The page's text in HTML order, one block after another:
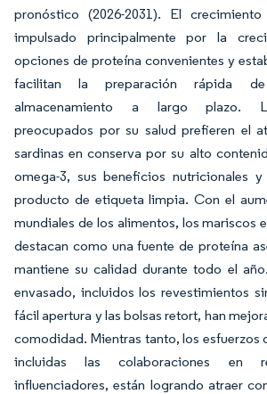
pronóstico (2026-2031). El
impulsado principalmente por la
opciones de proteína convenientes y
facilitan la preparación rápida
almacenamiento a largo plazo.
preocupados por su salud prefieren el
sardinas en conserva por su alto
omega-3, sus beneficios nutricionales
producto de etiqueta limpia. Con el
mundiales de los alimentos, los mariscos
destacan como una fuente de proteína
mantiene su calidad durante todo el
envasado, incluidos los revestimientos
fácil apertura y las bolsas retort, han
comodidad. Mientras tanto, los esfuerzos
incluidas las colaboraciones en
influenciadores, están logrando atraer